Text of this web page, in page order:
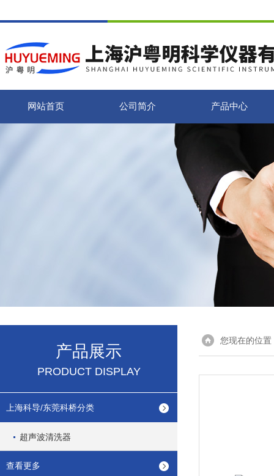
网站首页 公司简介 产品中心
产品展示
PRODUCT DISPLAY
上海科导/东莞科桥分类
超声波清洗器
查看更多
您现在的位置